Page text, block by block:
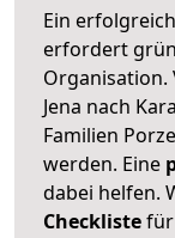
Ein
erfordert
Organisation.
Jena nach
Familien
werden. Eine
dabei helfen.
Checklistefür